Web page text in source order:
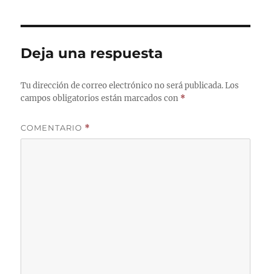
Deja una respuesta
Tu dirección de correo electrónico no será publicada. Los
campos obligatorios están marcados con *
COMENTARIO *